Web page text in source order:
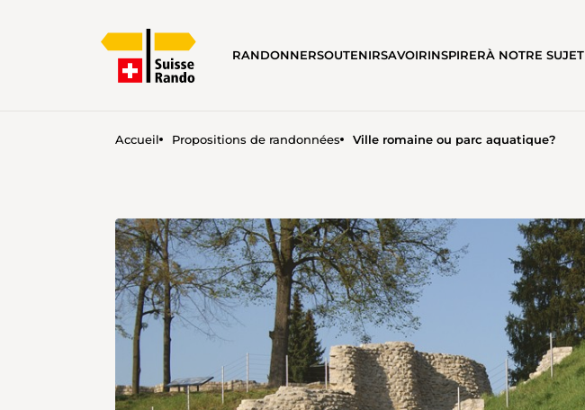
RANDONNERSOUTENIRSAVOIRINSPIRERÀ NOTRE SUJET
Accueil Propositions de randonnées Ville romaine ou parc aquatique?